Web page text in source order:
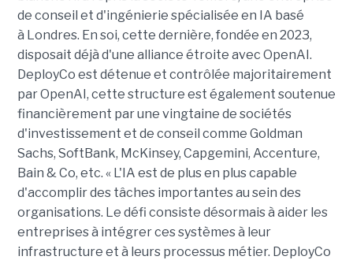
de conseil et d'ingénierie spécialisée en IA basé
à Londres. En soi, cette dernière, fondée en 2023,
disposait déjà d'une alliance étroite avec OpenAI.
DeployCo est détenue et contrôlée majoritairement
par OpenAI, cette structure est également soutenue
financièrement par une vingtaine de sociétés
d'investissement et de conseil comme Goldman
Sachs, SoftBank, McKinsey, Capgemini, Accenture,
Bain & Co, etc. « L'IA est de plus en plus capable
d'accomplir des tâches importantes au sein des
organisations. Le défi consiste désormais à aider les
entreprises à intégrer ces systèmes à leur
infrastructure et à leurs processus métier. DeployCo